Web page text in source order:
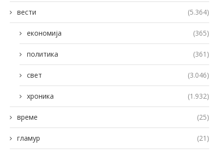
вести (5.364)
економија (365)
политика (361)
свет (3.046)
хроника (1.932)
време (25)
гламур (21)